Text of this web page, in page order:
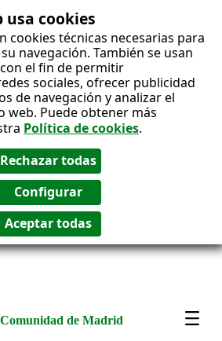
usa cookies
cookies técnicas necesarias para
navegación. También se usan
el fin de permitir
sociales, ofrecer publicidad
de navegación y analizar el
web. Puede obtener más
Política de cookies.
de Madrid